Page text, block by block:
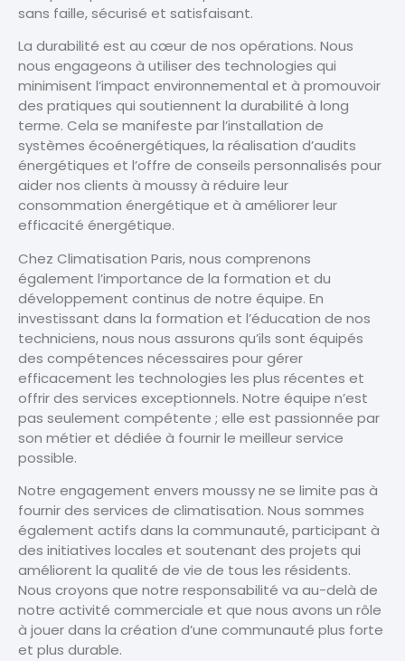
sans faille, sécurisé et satisfaisant.
La durabilité est au cœur de nos opérations. Nous
nous engageons à utiliser des technologies qui
minimisent l’impact environnemental et à promouvoir
des pratiques qui soutiennent la durabilité à long
terme. Cela se manifeste par l’installation de
systèmes écoénergétiques, la réalisation d’audits
énergétiques et l’offre de conseils personnalisés pour
aider nos clients à moussy à réduire leur
consommation énergétique et à améliorer leur
efficacité énergétique.
Chez Climatisation Paris, nous comprenons
également l’importance de la formation et du
développement continus de notre équipe. En
investissant dans la formation et l’éducation de nos
techniciens, nous nous assurons qu’ils sont équipés
des compétences nécessaires pour gérer
efficacement les technologies les plus récentes et
offrir des services exceptionnels. Notre équipe n’est
pas seulement compétente ; elle est passionnée par
son métier et dédiée à fournir le meilleur service
possible.
Notre engagement envers moussy ne se limite pas à
fournir des services de climatisation. Nous sommes
également actifs dans la communauté, participant à
des initiatives locales et soutenant des projets qui
améliorent la qualité de vie de tous les résidents.
Nous croyons que notre responsabilité va au-delà de
notre activité commerciale et que nous avons un rôle
à jouer dans la création d’une communauté plus forte
et plus durable.